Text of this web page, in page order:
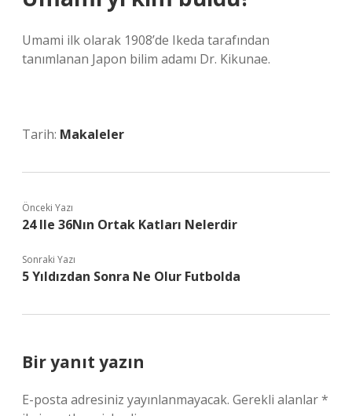
Umami ilk olarak 1908’de Ikeda tarafından
tanımlanan Japon bilim adamı Dr. Kikunae.
Tarih: Makaleler
Önceki Yazı
24 Ile 36Nın Ortak Katları Nelerdir
Sonraki Yazı
5 Yıldızdan Sonra Ne Olur Futbolda
Bir yanıt yazın
E-posta adresiniz yayınlanmayacak. Gerekli alanlar*